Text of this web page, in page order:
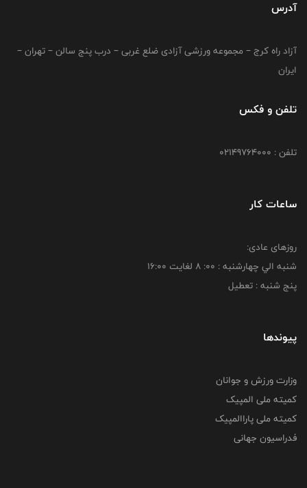
آدرس
آزاد راه کرج – مجموعه ورزشی آزادی ضلع غربی – درب پنج سالن – تهران –
ایران
تلفن و فکس
تلفن : 02149764000
ساعات کار
روزهای عادی:
شنبه الي چهارشنبه : 00: 8 لغايت 16:00
پنج شنبه : تعطیل
پیوندها
وزارت ورزش و جوانان
کمیته ملی المپیک
کمیته ملی پاراالمپیک
فدراسیون جهانی